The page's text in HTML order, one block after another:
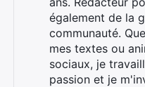
également de la
communauté.
mes textes ou
sociaux, je
passion et je